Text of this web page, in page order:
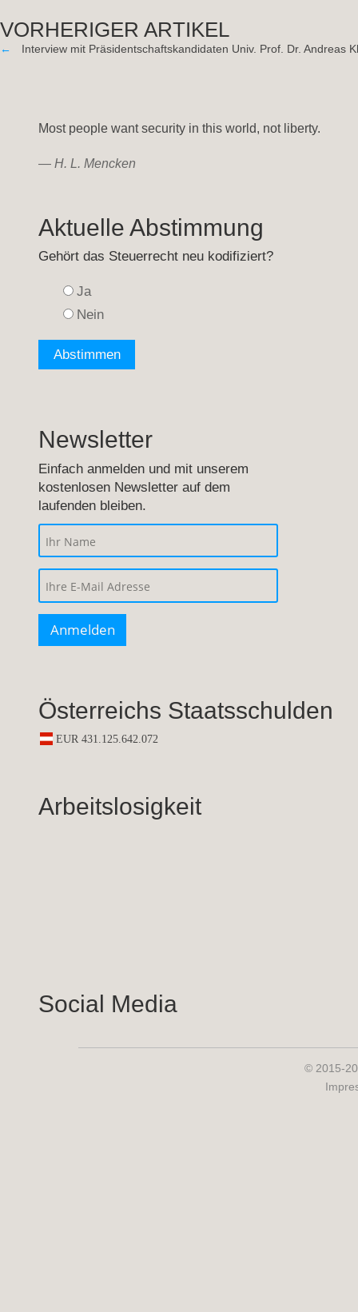
VORHERIGER ARTIKEL
← Interview mit Präsidentschaftskandidaten Univ. Prof. Dr. Andreas
Most people want security in this world, not liberty.
— H. L. Mencken
Aktuelle Abstimmung
Gehört das Steuerrecht neu kodifiziert?
Ja
Nein
Newsletter
Einfach anmelden und mit unserem
kostenlosen Newsletter auf dem
laufenden bleiben.
Österreichs Staatsschulden
Arbeitslosigkeit
Social Media
© 2015-